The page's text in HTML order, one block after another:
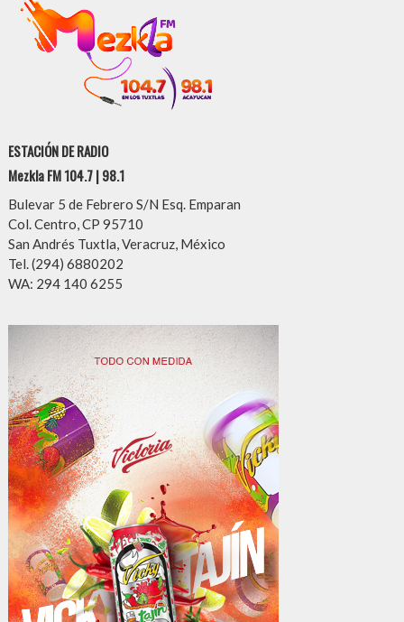
ESTACIÓN DE RADIO
Mezkla FM 104.7 | 98.1
Bulevar 5 de Febrero S/N Esq. Emparan
Col. Centro, CP 95710
San Andrés Tuxtla, Veracruz, México
Tel. (294) 6880202
WA: 294 140 6255